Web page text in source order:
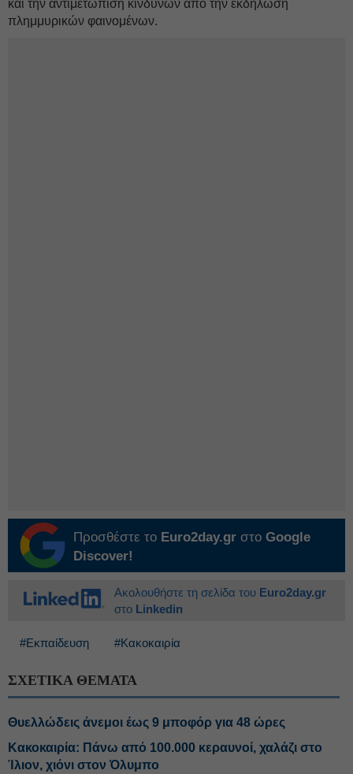
και την αντιμετώπιση κινδύνων από την εκδήλωση
πλημμυρικών φαινομένων.
Προσθέστε το Euro2day.gr στο Google
Discover!
Ακολουθήστε τη σελίδα του Euro2day.gr
στο Linkedin
#Εκπαίδευση #Κακοκαιρία
ΣΧΕΤΙΚΑ ΘΕΜΑΤΑ
Θυελλώδεις άνεμοι έως 9 μποφόρ για 48 ώρες
Κακοκαιρία: Πάνω από 100.000 κεραυνοί, χαλάζι στο
Ίλιον, χιόνι στον Όλυμπο